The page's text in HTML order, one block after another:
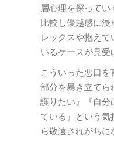
層心理を探って
比較し優越感に
レックスや抱えて
いるケースが見受
こういった悪口を
部分を暴き立てら
護りたい』『自分
ている』という
ら敬遠されがちに